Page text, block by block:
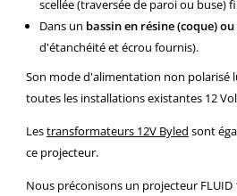
scellée (traversée de paroi ou buse)
Dans un bassin en résine (coque)
d'étanchéité et écrou fournis).
Son mode d'alimentation non polarisé
toutes les installations existantes 12
Lestransformateurs 12V Byled sont
ce projecteur.
Nous préconisons un projecteur FLUID